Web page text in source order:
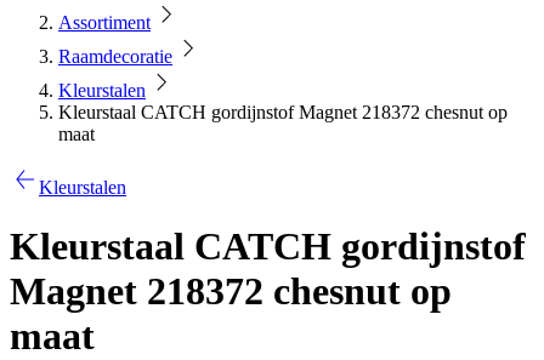
Assortiment
Raamdecoratie
Kleurstalen
Kleurstaal CATCH gordijnstof Magnet 218372 chesnut op
maat
Kleurstalen
Kleurstaal CATCH gordijnstof
Magnet 218372 chesnut op
maat